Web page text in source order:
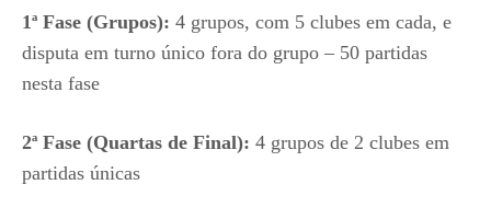
1ª Fase (Grupos): 4 grupos, com 5 clubes em cada, e
disputa em turno único fora do grupo – 50 partidas
nesta fase
2ª Fase (Quartas de Final): 4 grupos de 2 clubes em
partidas únicas